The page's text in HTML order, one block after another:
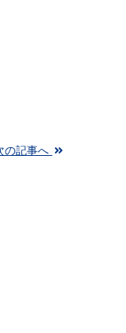
の記事へ